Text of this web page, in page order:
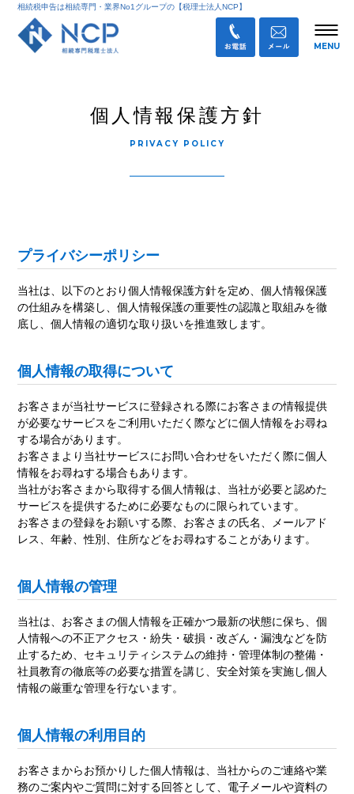
相続税申告は相続専門・業界No1グループの【税理士法人NCP】
個人情報保護方針
PRIVACY POLICY
プライバシーポリシー
当社は、以下のとおり個人情報保護方針を定め、個人情報保護
の仕組みを構築し、個人情報保護の重要性の認識と取組みを徹
底し、個人情報の適切な取り扱いを推進致します。
個人情報の取得について
お客さまが当社サービスに登録される際にお客さまの情報提供
が必要なサービスをご利用いただく際などに個人情報をお尋ね
する場合があります。
お客さまより当社サービスにお問い合わせをいただく際に個人
情報をお尋ねする場合もあります。
当社がお客さまから取得する個人情報は、当社が必要と認めた
サービスを提供するために必要なものに限られています。
お客さまの登録をお願いする際、お客さまの氏名、メールアド
レス、年齢、性別、住所などをお尋ねすることがあります。
個人情報の管理
当社は、お客さまの個人情報を正確かつ最新の状態に保ち、個
人情報への不正アクセス・紛失・破損・改ざん・漏洩などを防
止するため、セキュリティシステムの維持・管理体制の整備・
社員教育の徹底等の必要な措置を講じ、安全対策を実施し個人
情報の厳重な管理を行ないます。
個人情報の利用目的
お客さまからお預かりした個人情報は、当社からのご連絡や業
務のご案内やご質問に対する回答として、電子メールや資料の